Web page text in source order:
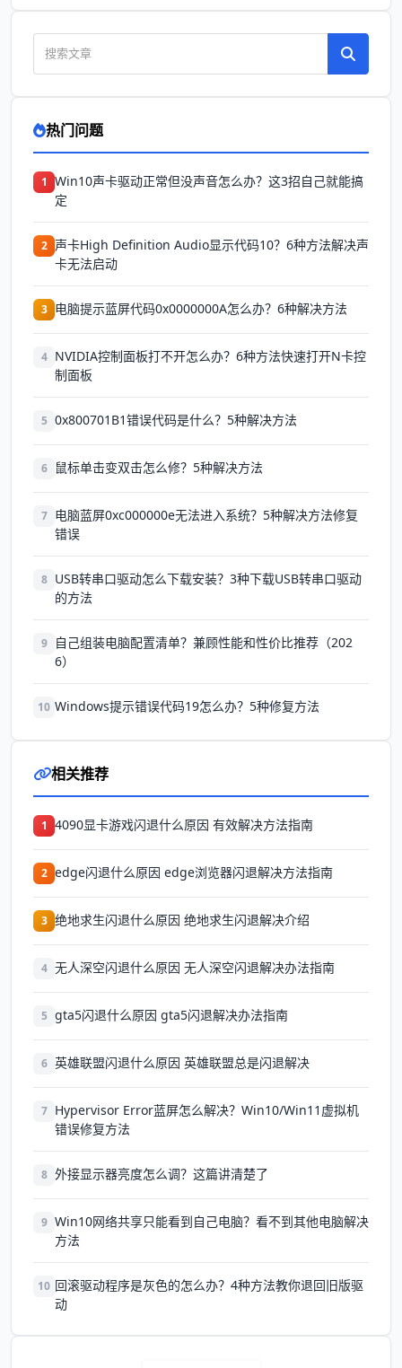
热门问题
1 Win10声卡驱动正常但没声音怎么办？这3招自己就能搞
定
2 声卡High Definition Audio显示代码10？6种方法解决声
卡无法启动
3 电脑提示蓝屏代码0x0000000A怎么办？6种解决方法
4 NVIDIA控制面板打不开怎么办？6种方法快速打开N卡控
制面板
5 0x800701B1错误代码是什么？5种解决方法
6 鼠标单击变双击怎么修？5种解决方法
7 电脑蓝屏0xc000000e无法进入系统？5种解决方法修复
错误
8 USB转串口驱动怎么下载安装？3种下载USB转串口驱动
的方法
9
自己组装电脑配置清单？兼顾性能和性价比推荐（202
6）
10 Windows提示错误代码19怎么办？5种修复方法
相关推荐
1 4090显卡游戏闪退什么原因 有效解决方法指南
2 edge闪退什么原因 edge浏览器闪退解决方法指南
3 绝地求生闪退什么原因 绝地求生闪退解决介绍
4 无人深空闪退什么原因 无人深空闪退解决办法指南
5 gta5闪退什么原因 gta5闪退解决办法指南
6 英雄联盟闪退什么原因 英雄联盟总是闪退解决
7 Hypervisor Error蓝屏怎么解决？Win10/Win11虚拟机
错误修复方法
8 外接显示器亮度怎么调？这篇讲清楚了
9 Win10网络共享只能看到自己电脑？看不到其他电脑解决
方法
10 回滚驱动程序是灰色的怎么办？4种方法教你退回旧版驱
动